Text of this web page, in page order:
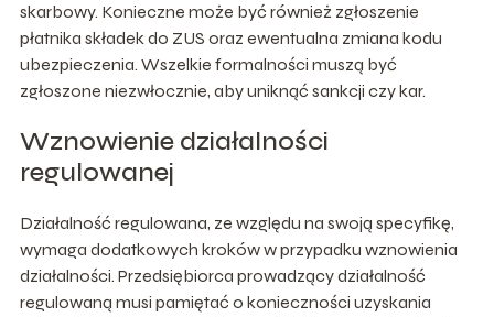
skarbowy. Konieczne może być również zgłoszenie
płatnika składek do ZUS oraz ewentualna zmiana kodu
ubezpieczenia. Wszelkie formalności muszą być
zgłoszone niezwłocznie, aby uniknąć sankcji czy kar.
Wznowienie działalności
regulowanej
Działalność regulowana, ze względu na swoją specyfikę,
wymaga dodatkowych kroków w przypadku wznowienia
działalności. Przedsiębiorca prowadzący działalność
regulowaną musi pamiętać o konieczności uzyskania